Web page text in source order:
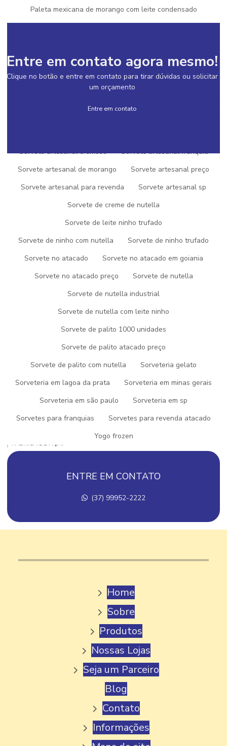
Paleta mexicana de morango com leite condensado
Picolé recheado
Picolé recheado no palito
Qual a melhor franquia de açai
Sorvete artesanal cremoso
Sorvete artesanal franquia
Sorvete artesanal de morango
Sorvete artesanal preço
Sorvete artesanal para revenda
Sorvete artesanal sp
Sorvete de creme de nutella
Sorvete de leite ninho trufado
Sorvete de ninho com nutella
Sorvete de ninho trufado
Sorvete no atacado
Sorvete no atacado em goiania
Sorvete no atacado preço
Sorvete de nutella
Sorvete de nutella industrial
Sorvete de nutella com leite ninho
Sorvete de palito 1000 unidades
Sorvete de palito atacado preço
Sorvete de palito com nutella
Sorveteria gelato
Sorveteria em lagoa da prata
Sorveteria em minas gerais
Sorveteria em são paulo
Sorveteria em sp
Sorvetes para franquias
Sorvetes para revenda atacado
Yogo frozen
Entre em contato agora mesmo!
Clique no botão e entre em contato para tirar dúvidas ou solicitar
um orçamento
Entre em contato
SOLICITE UM ORÇAMENTO
INFORMAÇÕES
AÇAI NO ATACADO
AÇAI NO ATACADO PREÇO
AÇAI PRONTO PARA REVENDA
AÇAI PARA REVENDA
AÇAI PARA VENDER
COMPRAR AÇAÍ PARA REVENDER
DISTRIBUIDOR DE PICOLE
EMPRESA DE GELATOS
EMPRESA DE SORVETE
EMPRESA DE SORVETE E PICOLÉS
FABRICA DE AÇAI
FABRICA DE AÇAI PARA REVENDA
FABRICA DE AÇAI A VENDA
FABRICA DE GELATO
FABRICA DE PICOLE PALETA MEXICANA
FABRICA DE PICOLE PERTO DE MIM
FABRICA DE PICOLE PARA REVENDA
FABRICA DE PICOLE E SORVETE
FABRICA DE SORVETE GELATO
FABRICA DE SORVETE EM MINAS GERAIS
ENTRE EM CONTATO
(37) 99952-2222
Home
Sobre
Produtos
Nossas Lojas
Seja um Parceiro
Blog
Contato
Informações